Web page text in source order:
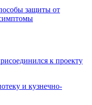
защиты от
к проекту
и кузнечно-